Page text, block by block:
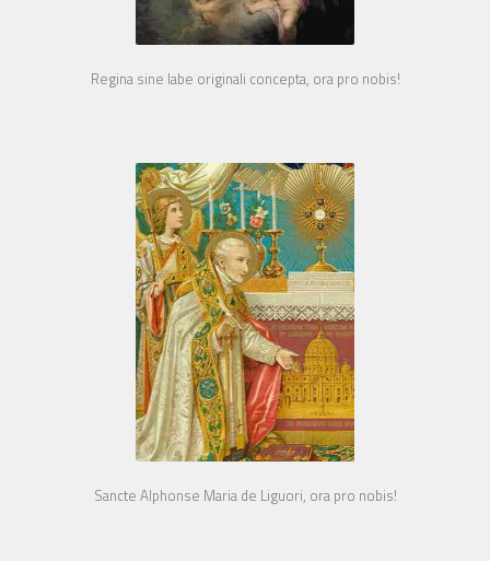
Regina sine labe originali concepta, ora pro nobis!
Sancte Alphonse Maria de Liguori, ora pro nobis!